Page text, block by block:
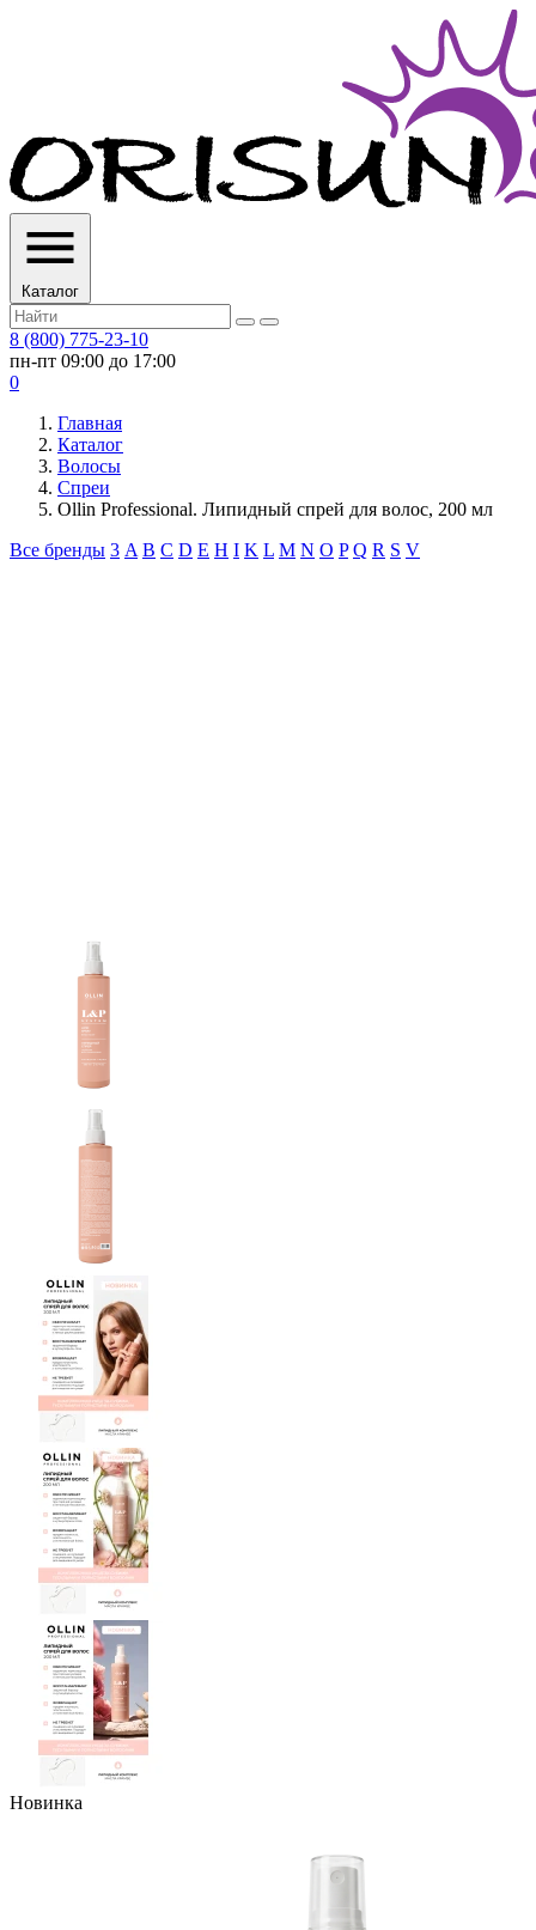
Каталог
8 (800) 775-23-10
пн-пт 09:00 до 17:00
0
Главная
Каталог
Волосы
Спреи
Ollin Professional. Липидный спрей для волос, 200 мл
Все бренды 3 A B C D E H I K L M N O P Q R S V
Новинка